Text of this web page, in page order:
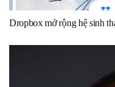
Dropbox mở rộng hệ sinh